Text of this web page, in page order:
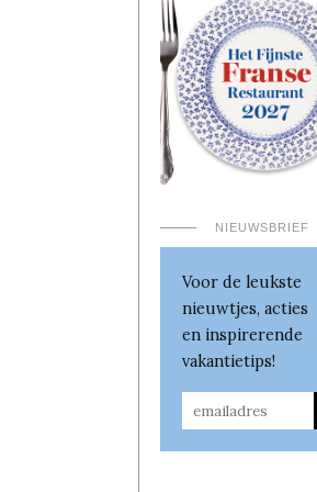
NIEUWSBRIEF
Voor de leukste
nieuwtjes, acties
en inspirerende
vakantietips!